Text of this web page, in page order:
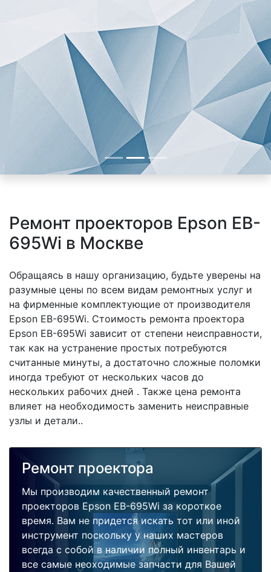
Ремонт проекторов Epson EB-
695Wi в Москве
Обращаясь в нашу организацию, будьте уверены на
разумные цены по всем видам ремонтных услуг и
на фирменные комплектующие от производителя
Epson EB-695Wi. Стоимость ремонта проектора
Epson EB-695Wi зависит от степени неисправности,
так как на устранение простых потребуются
считанные минуты, а достаточно сложные поломки
иногда требуют от нескольких часов до
нескольких рабочих дней . Также цена ремонта
влияет на необходимость заменить неисправные
узлы и детали..
Ремонт проектора
Мы производим качественный ремонт
проекторов Epson EB-695Wi за короткое
время. Вам не придется искать тот или иной
инструмент поскольку у наших мастеров
всегда с собой в наличии полный инвентарь и
все самые неоходимые запчасти для Вашей